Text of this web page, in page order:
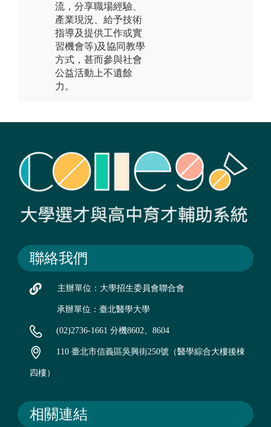
流，分享職場經驗、
產業現況、給予技術
指導及提供工作或實
習機會等)及協同教學
方式，甚而參與社會
公益活動上不遺餘
力。
聯絡我們
主辦單位：大學招生委員會聯合會
承辦單位：臺北醫學大學
(02)2736-1661 分機8602、8604
110 臺北市信義區吳興街250號（醫學綜合大樓後棟
四樓）
相關連結